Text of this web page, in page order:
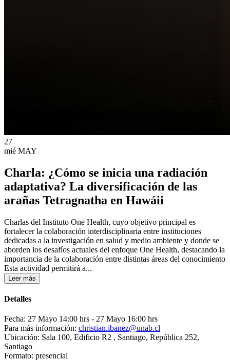
27
mié MAY
Charla: ¿Cómo se inicia una radiación
adaptativa? La diversificación de las
arañas Tetragnatha en Hawáii
Charlas del Instituto One Health, cuyo objetivo principal es
fortalecer la colaboración interdisciplinaria entre instituciones
dedicadas a la investigación en salud y medio ambiente y donde se
aborden los desafíos actuales del enfoque One Health, destacando la
importancia de la colaboración entre distintas áreas del conocimiento
Esta actividad permitirá a...
Leer más
Detalles
Fecha: 27 Mayo 14:00 hrs - 27 Mayo 16:00 hrs
Para más información: christian.ibanez@unab.cl
Ubicación: Sala 100, Edificio R2 , Santiago, República 252,
Santiago
Formato: presencial